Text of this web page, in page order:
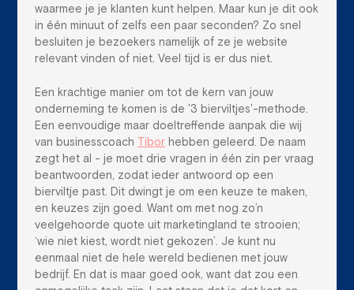
waarmee je je klanten kunt helpen. Maar kun je dit ook
in één minuut of zelfs een paar seconden? Zo snel
besluiten je bezoekers namelijk of ze je website
relevant vinden of niet. Veel tijd is er dus niet.
Een krachtige manier om tot de kern van jouw
onderneming te komen is de '3 bierviltjes'-methode.
Een eenvoudige maar doeltreffende aanpak die wij
van businesscoach
Tibor hebben geleerd. De naam
zegt het al - je moet drie vragen in één zin per vraag
beantwoorden, zodat ieder antwoord op een
bierviltje past. Dit dwingt je om een keuze te maken,
en keuzes zijn goed. Want om met nog zo’n
veelgehoorde quote uit marketingland te strooien;
‘wie niet kiest, wordt niet gekozen’. Je kunt nu
eenmaal niet de hele wereld bedienen met jouw
bedrijf. En dat is maar goed ook, want dat zou een